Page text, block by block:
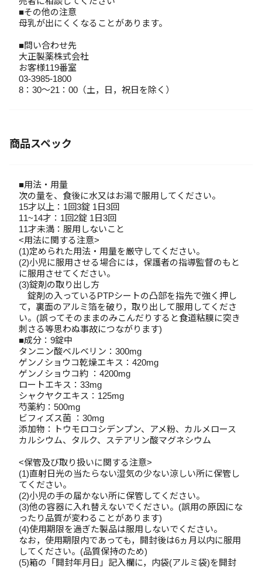
■その他の注意
母乳が出にくくなることがあります。
■問い合わせ先
大正製薬株式会社
お客様119番室
03-3985-1800
8：30～21：00（土，日，祝日を除く）
商品スペック
■用法・用量
次の量を、食後に水又はお湯で服用してください。
15才以上：1回3錠 1日3回
11~14才：1回2錠 1日3回
11才未満：服用しないこと
<用法に関する注意>
(1)定められた用法・用量を厳守してください。
(2)小児に服用させる場合には，保護者の指導監督のもと
に服用させてください。
(3)錠剤の取り出し方
錠剤の入っているPTPシートの凸部を指先で強く押し
て，裏面のアルミ箔を破り，取り出して服用してくださ
い。(誤ってそのままのみこんだりすると食道粘膜に突き
刺さる等思わぬ事故につながります)
■成分：9錠中
タンニン酸ベルベリン：300mg
ゲンノショウコ乾燥エキス：420mg
ゲンノショウコ約 ：4200mg
ロートエキス：33mg
シャクヤクエキス：125mg
芍薬約：500mg
ビフィズス菌 ：30mg
添加物：トウモロコシデンプン、アメ粉、カルメロース
カルシウム、タルク、ステアリン酸マグネシウム
<保管及び取り扱いに関する注意>
(1)直射日光の当たらない湿気の少ない涼しい所に保管し
てください。
(2)小児の手の届かない所に保管してください。
(3)他の容器に入れ替えないでください。(誤用の原因にな
ったり品質が変わることがあります)
(4)使用期限を過ぎた製品は服用しないでください。
なお，使用期限内であっても，開封後は6ヵ月以内に服用
してください。(品質保持のため)
(5)箱の「開封年月日」記入欄に，内袋(アルミ袋)を開封